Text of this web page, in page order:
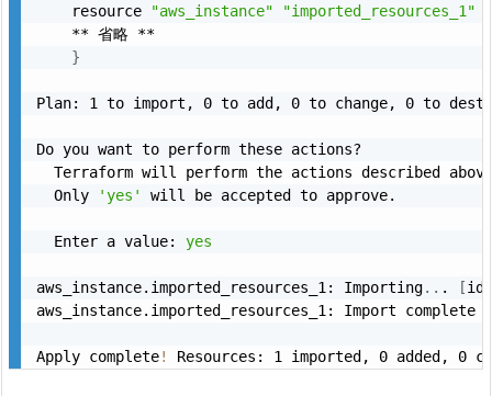
    resource
"aws_instance" "imported_resources_1"
    ** 省略 **
}
Plan: 1 to import, 0 to add, 0 to change, 0 to
Do you want to perform these actions?
Terraform will perform the actions described
  Only
'yes' will be accepted to approve.
  Enter a value:
yes
aws_instance.imported_resources_1: Importing.. . [id
aws_instance.imported_resources_1: Import complete
Apply complete! Resources: 1 imported, 0 added, 0